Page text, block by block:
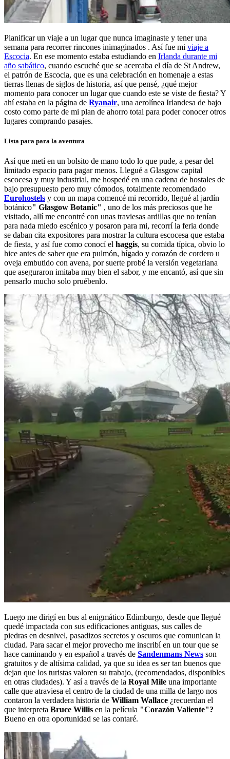
Planificar un viaje a un lugar que nunca imaginaste y tener una
semana para recorrer rincones inimaginados . Así fue mi viaje a
Escocia. En ese momento estaba estudiando en Irlanda durante mi
año sabático, cuando escuché que se acercaba el día de St Andrew,
el patrón de Escocia, que es una celebración en homenaje a estas
tierras llenas de siglos de historia, así que pensé, ¿qué mejor
momento para conocer un lugar que cuando este se viste de fiesta? Y
ahí estaba en la página de Ryanair, una aerolínea Irlandesa de bajo
costo como parte de mi plan de ahorro total para poder conocer otros
lugares comprando pasajes.
Lista para para la aventura
Así que metí en un bolsito de mano todo lo que pude, a pesar del
limitado espacio para pagar menos. Llegué a Glasgow capital
escocesa y muy industrial, me hospedé en una cadena de hostales de
bajo presupuesto pero muy cómodos, totalmente recomendado
Eurohostels y con un mapa comencé mi recorrido, llegué al jardín
botánico" Glasgow Botanic" , uno de los más preciosos que he
visitado, allí me encontré con unas traviesas ardillas que no tenían
para nada miedo escénico y posaron para mi, recorrí la feria donde
se daban cita expositores para mostrar la cultura escocesa que estaba
de fiesta, y así fue como conocí el haggis, su comida típica, obvio lo
hice antes de saber que era pulmón, hígado y corazón de cordero u
oveja embutido con avena, por suerte probé la versión vegetariana
que aseguraron imitaba muy bien el sabor, y me encantó, así que sin
pensarlo mucho solo pruébenlo.
Luego me dirigí en bus al enigmático Edimburgo, desde que llegué
quedé impactada con sus edificaciones antiguas, sus calles de
piedras en desnivel, pasadizos secretos y oscuros que comunican la
ciudad. Para sacar el mejor provecho me inscribí en un tour que se
hace caminando y en español a través de Sandenmans News son
gratuitos y de altísima calidad, ya que su idea es ser tan buenos que
dejan que los turistas valoren su trabajo, (recomendados, disponibles
en otras ciudades). Y así a través de la Royal Mile una importante
calle que atraviesa el centro de la ciudad de una milla de largo nos
contaron la verdadera historia de William Wallace ¿recuerdan el
que interpreta Bruce Willis en la película "Corazón Valiente"?
Bueno en otra oportunidad se las contaré.